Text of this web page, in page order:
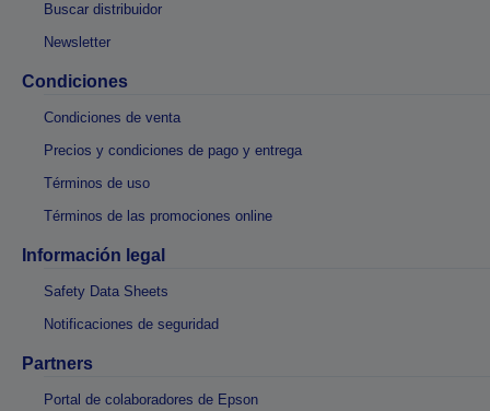
Buscar distribuidor
Newsletter
Condiciones
Condiciones de venta
Precios y condiciones de pago y entrega
Términos de uso
Términos de las promociones online
Información legal
Safety Data Sheets
Notificaciones de seguridad
Partners
Portal de colaboradores de Epson